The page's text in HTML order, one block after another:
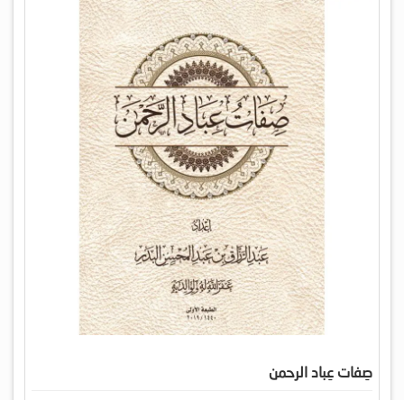
صِفات عِباد الرحمن